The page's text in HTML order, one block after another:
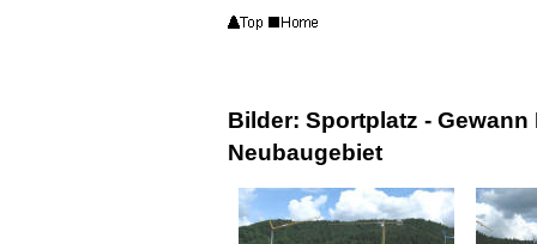
Bilder: Sportplatz -
Neubaugebiet